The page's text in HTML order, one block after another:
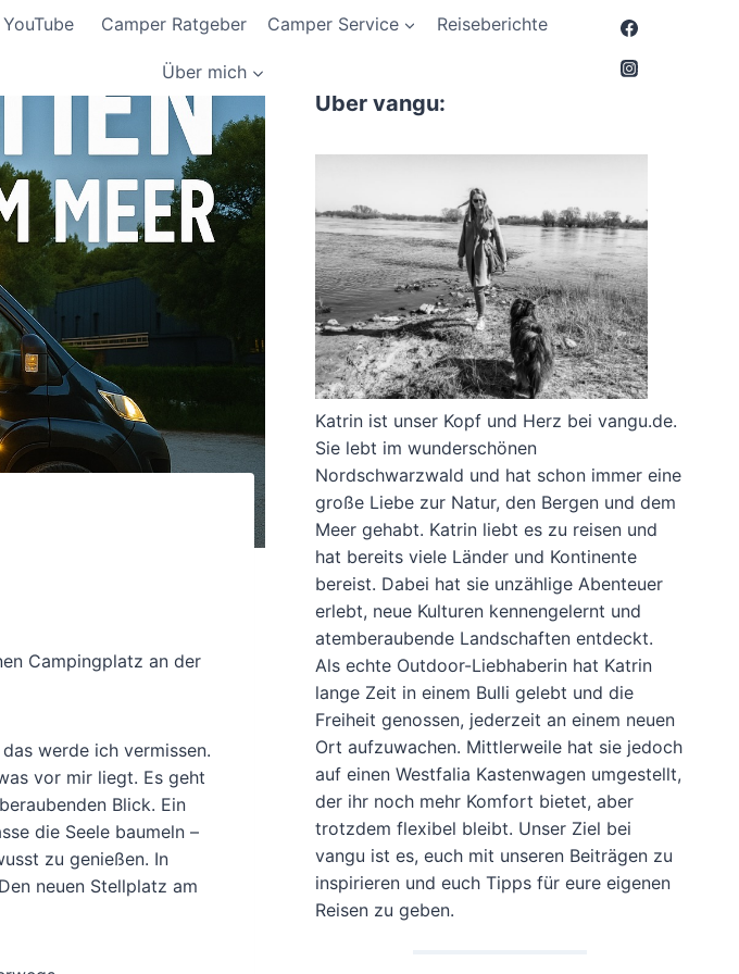
YouTube Camper Ratgeber Camper Service Reiseberichte
Über mich
Campingplatz an der
werde ich vermissen.
vor mir liegt. Es geht
Blick. Ein
die Seele baumeln –
zu genießen. In
neuen Stellplatz am
Über vangu:
Katrin ist unser Kopf und Herz bei vangu.de.
Sie lebt im wunderschönen
Nordschwarzwald und hat schon immer eine
große Liebe zur Natur, den Bergen und dem
Meer gehabt. Katrin liebt es zu reisen und
hat bereits viele Länder und Kontinente
bereist. Dabei hat sie unzählige Abenteuer
erlebt, neue Kulturen kennengelernt und
atemberaubende Landschaften entdeckt.
Als echte Outdoor-Liebhaberin hat Katrin
lange Zeit in einem Bulli gelebt und die
Freiheit genossen, jederzeit an einem neuen
Ort aufzuwachen. Mittlerweile hat sie jedoch
auf einen Westfalia Kastenwagen umgestellt,
der ihr noch mehr Komfort bietet, aber
trotzdem flexibel bleibt. Unser Ziel bei
vangu ist es, euch mit unseren Beiträgen zu
inspirieren und euch Tipps für eure eigenen
Reisen zu geben.